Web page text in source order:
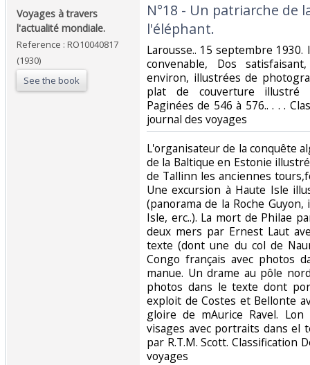
‎Voyages à travers
l'actualité mondiale.‎
Reference : RO10040817
(1930)
See the book
‎N°18 - Un patriarche de
l'éléphant.‎
‎Larousse.. 15 septembre 1930.
convenable, Dos
environ, illustrées de
plat de couverture illustré
Paginées de 546 à 576.. . . .
journal des voyages‎
‎L'organisateur de la conquête
de la Baltique en Estonie
de Tallinn les anciennes
Une excursion à Haute Isle
(panorama de la Roche
Isle, erc..). La mort de Philae
deux mers par Ernest Laut
texte (dont une du col de
Congo français avec photos
manue. Un drame au pôle
photos dans le texte dont
exploit de Costes et Bellonte
gloire de mAurice Ravel.
visages avec portraits dans el
par R.T.M. Scott. Classification
voyages‎